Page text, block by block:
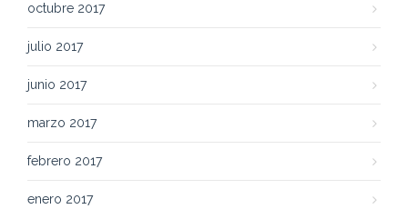
octubre 2017
julio 2017
junio 2017
marzo 2017
febrero 2017
enero 2017